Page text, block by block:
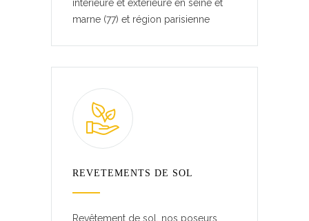
intérieure et extérieure en seine et
marne (77) et région parisienne
REVETEMENTS DE SOL
Revêtement de sol, nos poseurs